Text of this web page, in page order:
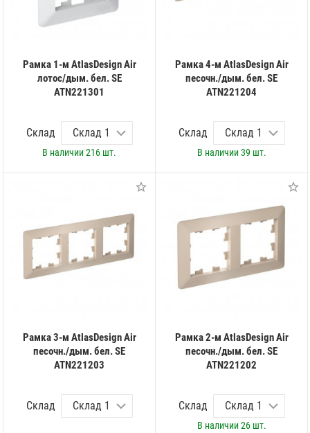
Рамка 1-м AtlasDesign Air
лотос/дым. бел. SE
ATN221301
Склад
В наличии216 шт.
Рамка 4-м AtlasDesign Air
песочн./дым. бел. SE
ATN221204
Склад
В наличии39 шт.
Рамка 3-м AtlasDesign Air
песочн./дым. бел. SE
ATN221203
Склад
Рамка 2-м AtlasDesign Air
песочн./дым. бел. SE
ATN221202
Склад
В наличии26 шт.